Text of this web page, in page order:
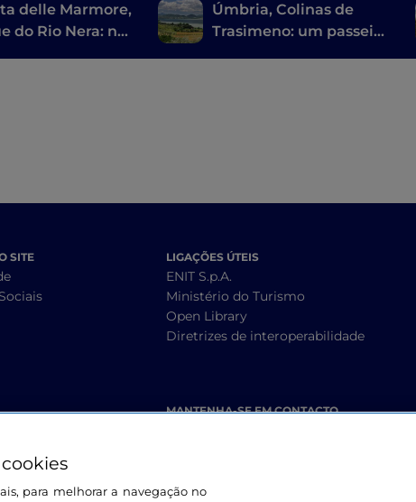
delle Marmore,
do Rio Nera: na
Úmbria, Colinas de
Trasimeno: um passeio
SITE LIGAÇÕES ÚTEIS
ENIT S.p.A.
Ministério do Turismo
Open Library
Diretrizes de interoperabilidade
MANTENHA-SE EM CONTACTO
para melhorar a navegação no